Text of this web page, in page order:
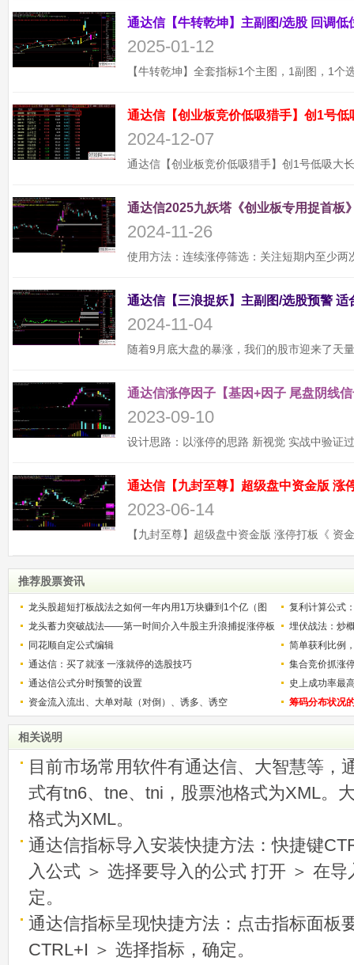
2025-01-12
通达信【创业板竞价低吸猎手】创1号
2024-12-07
通达信2025九妖塔《创业板专用捉首板
2024-11-26
2024-11-04
通达信涨停因子【基因+因子 尾盘阴线
2023-09-10
2023-06-14
推荐股票资讯
龙头股超短打板战法之如何一年内用1万块赚到1个亿（图
解）
复利计算公式
少？
龙头蓄力突破战法——第一时间介入牛股主升浪捕捉涨停板
的技巧（图解）
埋伏战法：炒
同花顺自定公式编辑
简单获利比例
用
通达信：买了就涨 一涨就停的选股技巧
集合竞价抓涨
通达信公式分时预警的设置
史上成功率最
称选股法宝！
资金流入流出、大单对敲（对倒）、诱多、诱空 筹码分布状况
相关说明
目前市场常用软件有通达信、大智慧等，
式有tn6、tne、tni，股票池格式为XML。
格式为XML。
通达信指标导入安装快捷方法：快捷键
入公式 ＞ 选择要导入的公式 打开 ＞ 在
定。
通达信指标呈现快捷方法：点击指标面板
CTRL+I ＞ 选择指标，确定。